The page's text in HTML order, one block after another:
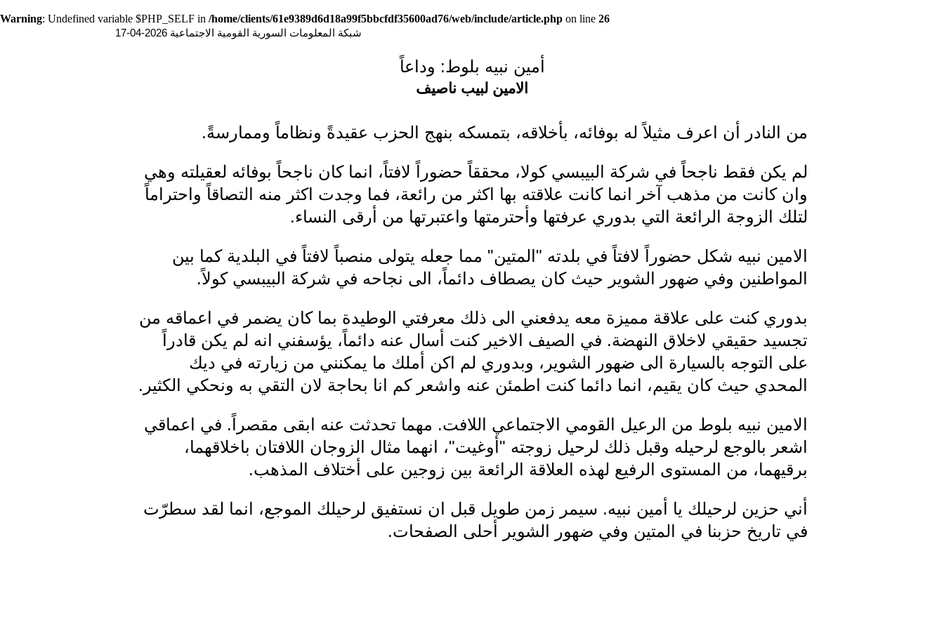
Warning: Undefined variable $PHP_SELF in /home/clients/61e9389d6d18a99f5bbcfdf35600ad76/web/include/article.php on line 26
شبكة المعلومات السورية القومية الاجتماعية 2026-04-17
أمين نبيه بلوط: وداعاً
الامين لبيب ناصيف
من النادر أن اعرف مثيلاً له بوفائه، بأخلاقه، بتمسكه بنهج الحزب عقيدةً ونظاماً وممارسةً.
لم يكن فقط ناجحاً في شركة البيبسي كولا، محققاً حضوراً لافتاً، انما كان ناجحاً بوفائه لعقيلته وهي
وان كانت من مذهب آخر انما كانت علاقته بها اكثر من رائعة، فما وجدت اكثر منه التصاقاً واحتراماً
لتلك الزوجة الرائعة التي بدوري عرفتها وأحترمتها واعتبرتها من أرقى النساء.
الامين نبيه شكل حضوراً لافتاً في بلدته "المتين" مما جعله يتولى منصباً لافتاً في البلدية كما بين
المواطنين وفي ضهور الشوير حيث كان يصطاف دائماً، الى نجاحه في شركة البيبسي كولاً.
بدوري كنت على علاقة مميزة معه يدفعني الى ذلك معرفتي الوطيدة بما كان يضمر في اعماقه من
تجسيد حقيقي لاخلاق النهضة. في الصيف الاخير كنت أسال عنه دائماً، يؤسفني انه لم يكن قادراً
على التوجه بالسيارة الى ضهور الشوير، وبدوري لم اكن أملك ما يمكنني من زيارته في ديك
المحدي حيث كان يقيم، انما دائما كنت اطمئن عنه واشعر كم انا بحاجة لان التقي به ونحكي الكثير.
الامين نبيه بلوط من الرعيل القومي الاجتماعي اللافت. مهما تحدثت عنه ابقى مقصراً. في اعماقي
اشعر بالوجع لرحيله وقبل ذلك لرحيل زوجته "أوغيت"، انهما مثال الزوجان اللافتان باخلاقهما،
برقيهما، من المستوى الرفيع لهذه العلاقة الرائعة بين زوجين على أختلاف المذهب.
أني حزين لرحيلك يا أمين نبيه. سيمر زمن طويل قبل ان نستفيق لرحيلك الموجع، انما لقد سطرّت
في تاريخ حزبنا في المتين وفي ضهور الشوير أحلى الصفحات.